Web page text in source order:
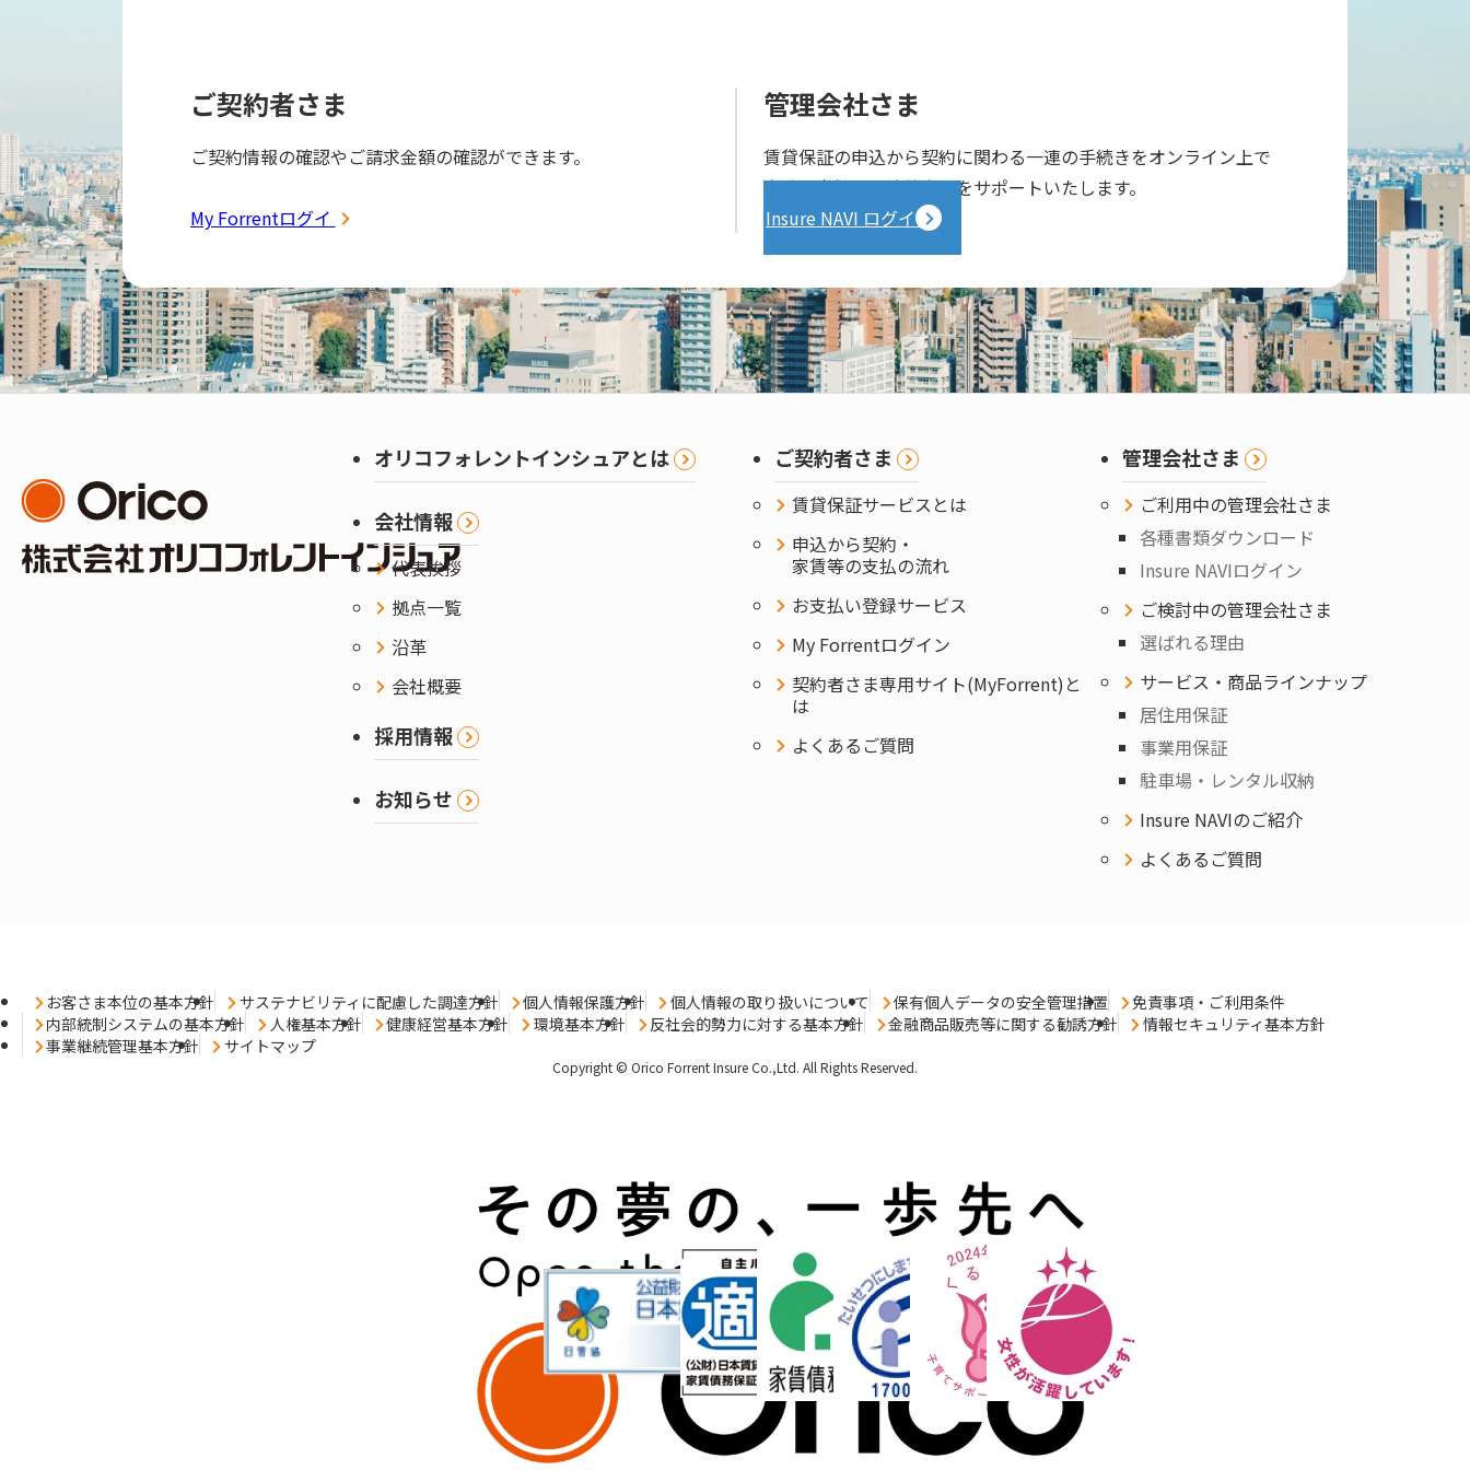
ご契約者さま
ご契約情報の確認やご請求金額の確認ができます。
My Forrentログイン
管理会社さま
賃貸保証の申込から契約に関わる一連の手続きをオンライン上で
完結。貴社の業務効率化をサポートいたします。
Insure NAVI ログイン
オリコフォレントインシュアとは
会社情報
代表挨拶
拠点一覧
沿革
会社概要
採用情報
お知らせ
ご契約者さま
賃貸保証サービスとは
申込から契約・
家賃等の支払の流れ
お支払い登録サービス
My Forrentログイン
契約者さま専用サイト(MyForrent)と
は
よくあるご質問
管理会社さま
ご利用中の管理会社さま
各種書類ダウンロード
Insure NAVIログイン
ご検討中の管理会社さま
選ばれる理由
サービス・商品ラインナップ
居住用保証
事業用保証
駐車場・レンタル収納
Insure NAVIのご紹介
よくあるご質問
お客さま本位の基本方針 サステナビリティに配慮した調達方針 個人情報保護方針 個人情報の取り扱いについて 保有個人データの安全管理措置
免責事項・ご利用条件
内部統制システムの基本方針
人権基本方針 健康経営基本方針 環境基本方針 反社会的勢力に対する基本方針 金融商品販売等に関する勧誘方針
情報セキュリティ基本方針
事業継続管理基本方針
サイトマップ
Copyright © Orico Forrent Insure Co.,Ltd. All Rights Reserved.